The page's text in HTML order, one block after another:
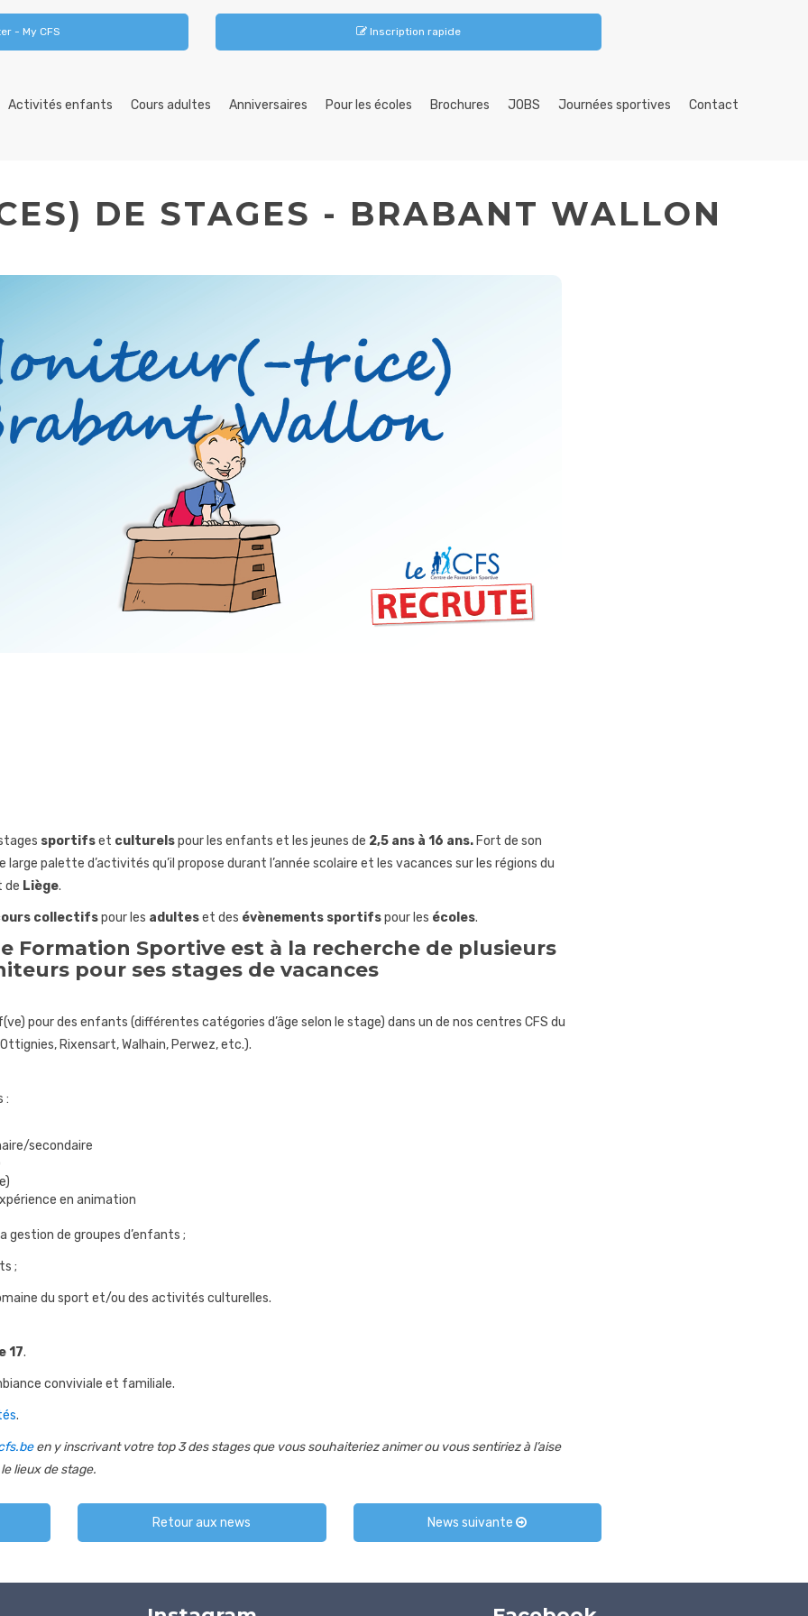
- My CFS Inscription rapide
Activités enfants Cours adultes Anniversaires Pour les écoles Brochures JOBS Journées sportives Contact
DE STAGES - BRABANT WALLON
sportifset culturelspour les enfants et les jeunes de 2,5 ans à 16 ans. Fort de son
large palette d’activités qu’il propose durant l’année scolaire et les vacances sur les régions du
de Liège.
collectifspour les adulteset des évènements sportifspour les écoles.
Formation Sportive est à la recherche de plusieurs
pour ses stages de vacances
pour des enfants (différentes catégories d’âge selon le stage) dans un de nos centres CFS du
Rixensart, Walhain, Perwez, etc.).
:
secondaire
en animation
gestion de groupes d’enfants ;
;
du sport et/ou des activités culturelles.
17.
conviviale et familiale.
.
en y inscrivant votre top 3 des stages que vous souhaiteriez animer ou vous sentiriez à l’aise
lieux de stage.
Retour aux news News suivante